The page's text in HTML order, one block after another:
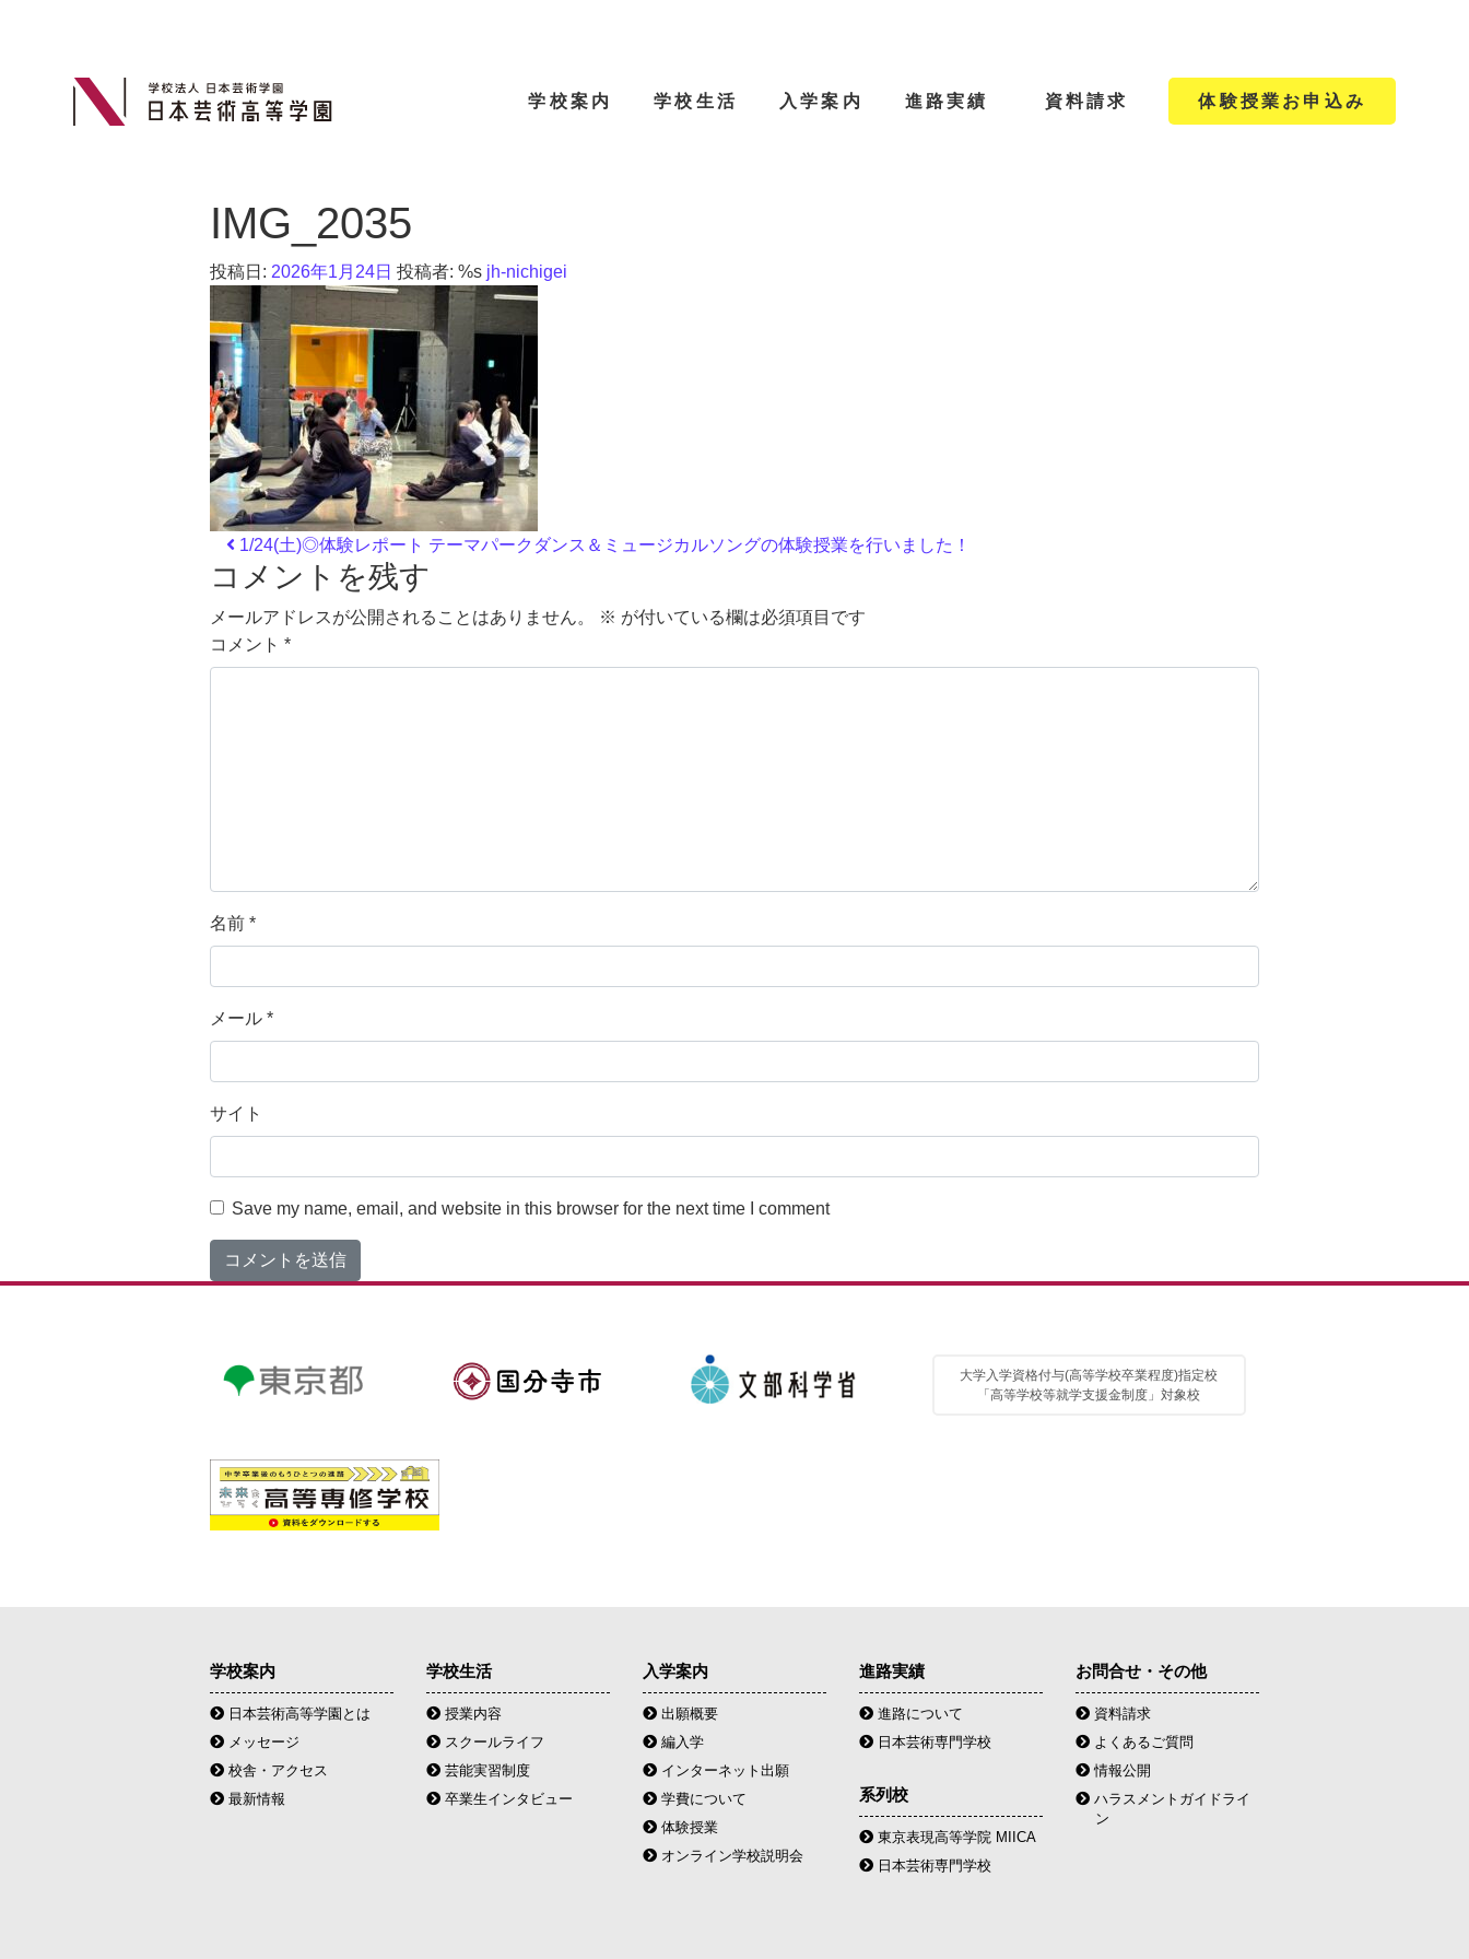
学校案内 学校生活 入学案内 進路実績 資料請求 体験授業お申込み
IMG_2035
投稿日: 2026年1月24日 投稿者: %s jh-nichigei
投稿ナビゲーション
1/24(土)◎体験レポート テーマパークダンス＆ミュージカルソングの体験授業を行いました！
コメントを残す
メールアドレスが公開されることはありません。 ※ が付いている欄は必須項目です
コメント *
名前 *
メール *
サイト
Save my name, email, and website in this browser for the next time I comment
大学入学資格付与(高等学校卒業程度)指定校
「高等学校等就学支援金制度」対象校
学校案内
日本芸術高等学園とは
メッセージ
校舎・アクセス
最新情報
学校生活
授業内容
スクールライフ
芸能実習制度
卒業生インタビュー
入学案内
出願概要
編入学
インターネット出願
学費について
体験授業
オンライン学校説明会
進路実績
進路について
日本芸術専門学校
系列校
東京表現高等学院 MIICA
日本芸術専門学校
お問合せ・その他
資料請求
よくあるご質問
情報公開
ハラスメントガイドライ
ン